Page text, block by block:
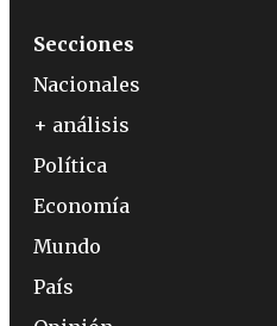
Secciones
Nacionales
+ análisis
Política
Economía
Mundo
País